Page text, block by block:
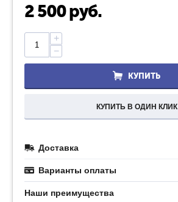
2 500руб.
+
−
КУПИТЬ
КУПИТЬ В ОДИН КЛИК
Доставка
Варианты оплаты
Наши преимущества